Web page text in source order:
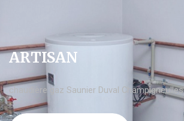
ARTISAN
chaudière gaz Saunier Duval Champigneulles